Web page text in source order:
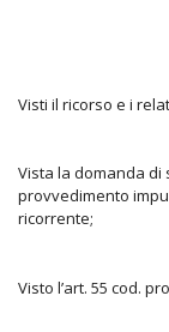
Visti il ricorso e i
Vista la domanda di
provvedimento
ricorrente;
Visto l’art. 55 cod.